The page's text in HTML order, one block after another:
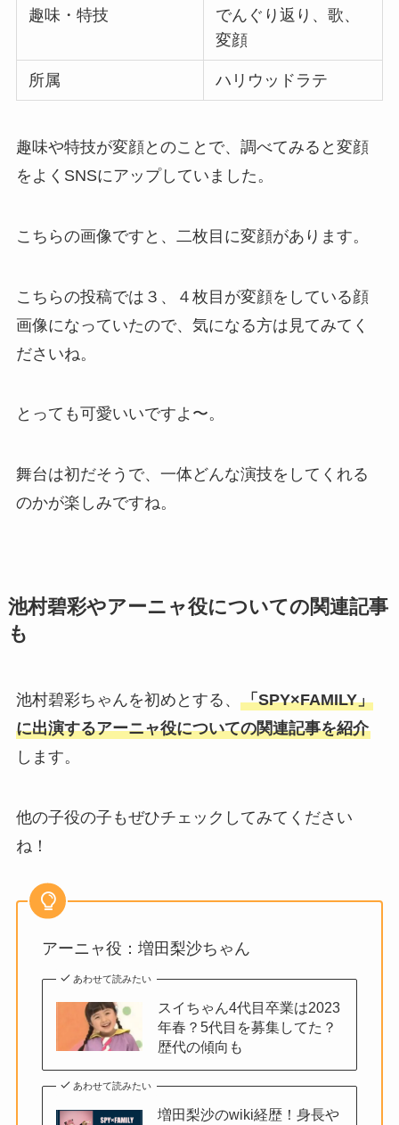
趣味・特技
でんぐり返り、歌、
変顔
所属 ハリウッドラテ
趣味や特技が変顔とのことで、調べてみると変顔
をよくSNSにアップしていました。
こちらの画像ですと、二枚目に変顔があります。
こちらの投稿では３、４枚目が変顔をしている顔
画像になっていたので、気になる方は見てみてく
ださいね。
とっても可愛いいですよ〜。
舞台は初だそうで、一体どんな演技をしてくれる
のかが楽しみですね。
池村碧彩やアーニャ役についての関連記事
も
池村碧彩ちゃんを初めとする、 「SPY×FAMILY」
に出演するアーニャ役についての関連記事を紹介
します。
他の子役の子もぜひチェックしてみてください
ね！
アーニャ役：増田梨沙ちゃん
あわせて読みたい
スイちゃん4代目卒業は2023
年春？5代目を募集してた？
歴代の傾向も
あわせて読みたい
増田梨沙のwiki経歴！身長や